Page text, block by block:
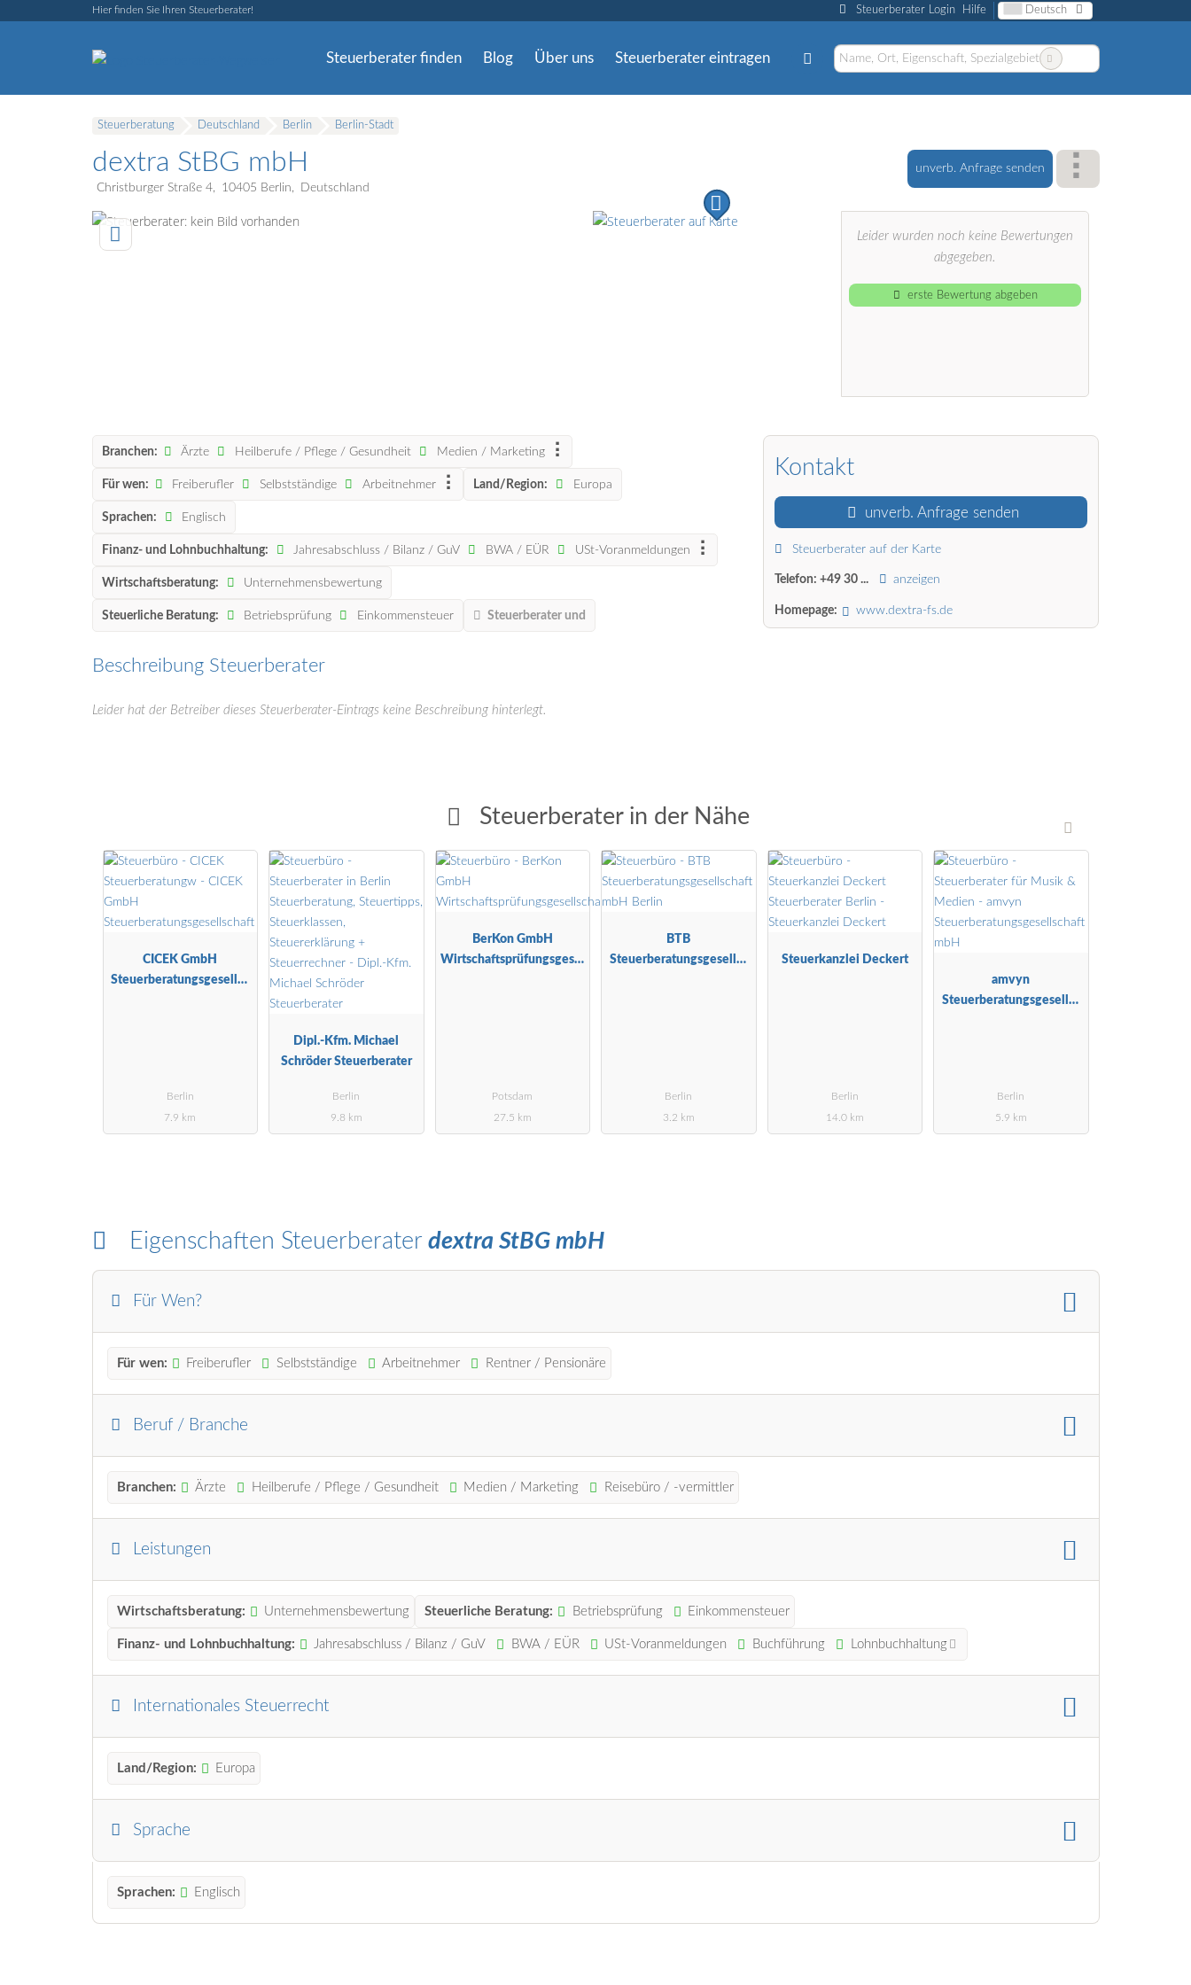
Hier finden Sie Ihren Steuerberater! Steuerberater Login Hilfe Deutsch
Steuerberater finden Blog Über uns Steuerberater eintragen
Steuerberatung Deutschland Berlin Berlin-Stadt
dextra StBG mbH
Christburger Straße 4 10405 Berlin Deutschland
unverb. Anfrage senden
Leider wurden noch keine Bewertungen
abgegeben.
erste Bewertung abgeben
Branchen: Ärzte Heilberufe / Pflege / Gesundheit Medien / Marketing
Für wen: Freiberufler Selbstständige Arbeitnehmer Land/Region: Europa
Sprachen: Englisch
Finanz- und Lohnbuchhaltung: Jahresabschluss / Bilanz / GuV BWA / EÜR USt-Voranmeldungen
Wirtschaftsberatung: Unternehmensbewertung
Steuerliche Beratung: Betriebsprüfung Einkommensteuer Steuerberater und
Beschreibung Steuerberater
Leider hat der Betreiber dieses Steuerberater-Eintrags keine Beschreibung hinterlegt.
Kontakt
unverb. Anfrage senden
Steuerberater auf der Karte
Telefon:+49 30 ... anzeigen
Homepage: www.dextra-fs.de
Steuerberater in der Nähe
CICEK GmbH
Steuerberatungsgesellsc
Berlin
7.9 km
Dipl.-Kfm. Michael
Schröder Steuerberater
Berlin
9.8 km
BerKon GmbH
Wirtschaftsprüfungsgesel
Potsdam
27.5 km
BTB
Steuerberatungsgesellsc
Berlin
3.2 km
Steuerkanzlei Deckert
Berlin
14.0 km
amvyn
Steuerberatungsgesellsc
Berlin
5.9 km
Eigenschaften Steuerberaterdextra StBG mbH
Für Wen?
Für wen: Freiberufler Selbstständige Arbeitnehmer Rentner / Pensionäre
Beruf / Branche
Branchen: Ärzte Heilberufe / Pflege / Gesundheit Medien / Marketing Reisebüro / -vermittler
Leistungen
Wirtschaftsberatung: Unternehmensbewertung Steuerliche Beratung: Betriebsprüfung Einkommensteuer
Finanz- und Lohnbuchhaltung: Jahresabschluss / Bilanz / GuV BWA / EÜR USt-Voranmeldungen Buchführung Lohnbuchhaltung
Internationales Steuerrecht
Land/Region: Europa
Sprache
Sprachen: Englisch